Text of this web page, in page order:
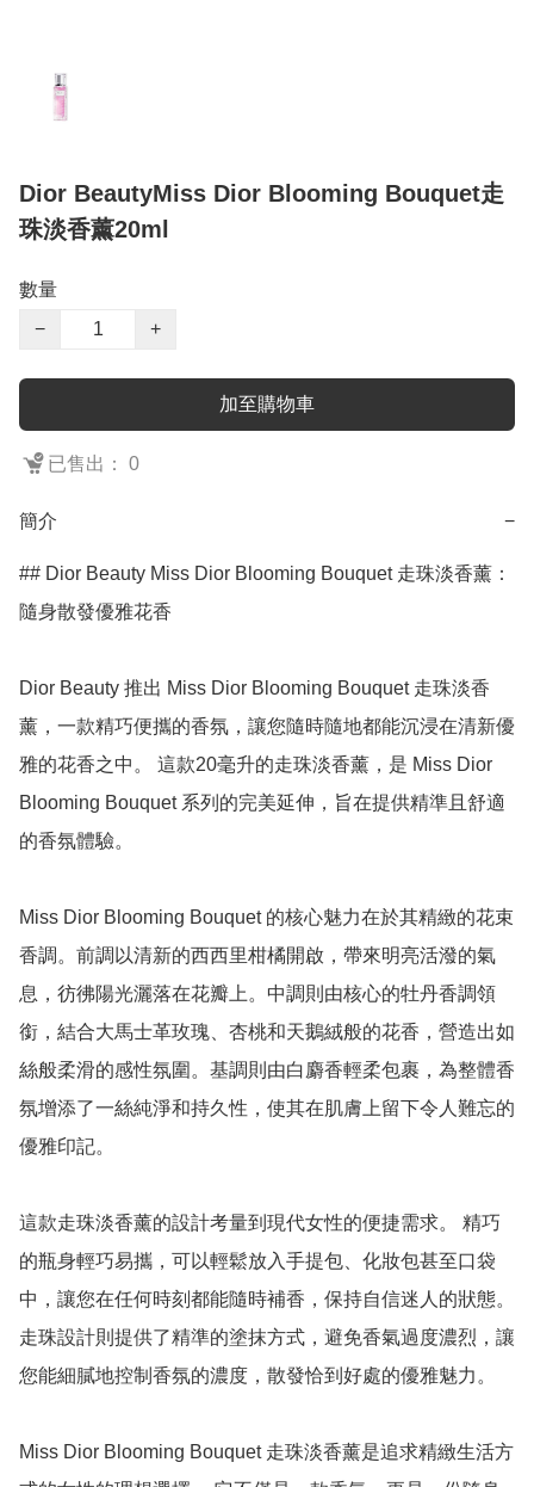
Dior BeautyMiss Dior Blooming Bouquet走
珠淡香薰20ml
數量
−
+
加至購物車
已售出： 0
簡介 −
## Dior Beauty Miss Dior Blooming Bouquet 走珠淡香薰：
隨身散發優雅花香
Dior Beauty 推出 Miss Dior Blooming Bouquet 走珠淡香
薰，一款精巧便攜的香氛，讓您隨時隨地都能沉浸在清新優
雅的花香之中。 這款20毫升的走珠淡香薰，是 Miss Dior
Blooming Bouquet 系列的完美延伸，旨在提供精準且舒適
的香氛體驗。
Miss Dior Blooming Bouquet 的核心魅力在於其精緻的花束
香調。前調以清新的西西里柑橘開啟，帶來明亮活潑的氣
息，彷彿陽光灑落在花瓣上。中調則由核心的牡丹香調領
銜，結合大馬士革玫瑰、杏桃和天鵝絨般的花香，營造出如
絲般柔滑的感性氛圍。基調則由白麝香輕柔包裹，為整體香
氛增添了一絲純淨和持久性，使其在肌膚上留下令人難忘的
優雅印記。
這款走珠淡香薰的設計考量到現代女性的便捷需求。 精巧
的瓶身輕巧易攜，可以輕鬆放入手提包、化妝包甚至口袋
中，讓您在任何時刻都能隨時補香，保持自信迷人的狀態。
走珠設計則提供了精準的塗抹方式，避免香氣過度濃烈，讓
您能細膩地控制香氛的濃度，散發恰到好處的優雅魅力。
Miss Dior Blooming Bouquet 走珠淡香薰是追求精緻生活方